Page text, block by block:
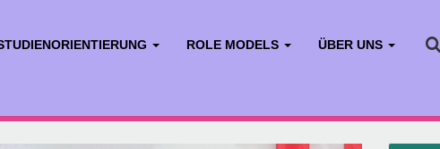
ROLE MODELS ÜBER UNS